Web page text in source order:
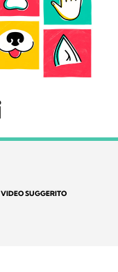
VIDEO SUGGERITO